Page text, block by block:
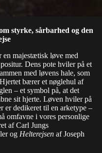
styrke, sårbarhed og den
en majestætisk løve med
Dens pote hviler på et
med løvens hale, som
bærer et nøglehul af
– et symbol på, at det
sit hjerte. Løven hviler på
er dedikeret til en arketype –
omfavne i vores personlige
af Carl Jungs
og Helterejsen af Joseph